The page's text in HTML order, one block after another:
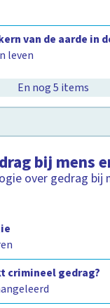
van de aarde in
leven
En nog 5 items
bij mens
over gedrag bij
crimineel gedrag?